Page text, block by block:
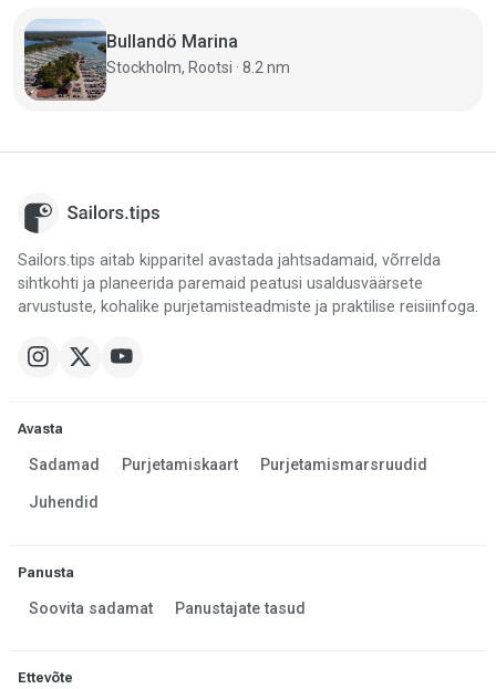
Bullandö Marina
Stockholm, Rootsi · 8.2 nm
Sailors.tips aitab kipparitel avastada jahtsadamaid, võrrelda
sihtkohti ja planeerida paremaid peatusi usaldusväärsete
arvustuste, kohalike purjetamisteadmiste ja praktilise reisiinfoga.
Avasta
Sadamad Purjetamiskaart Purjetamismarsruudid
Juhendid
Panusta
Soovita sadamat Panustajate tasud
Ettevõte